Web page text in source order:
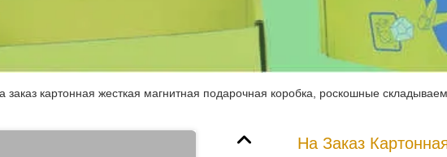
заказ картонная жесткая магнитная подарочная коробка, роскошные
На Заказ